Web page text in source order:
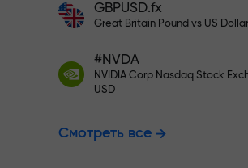
Бонус
GBPUSD.fx
Great Britain Pound vs US Dollar
#NVDA
NVIDIA Corp Nasdaq Stock
USD
Смотреть все